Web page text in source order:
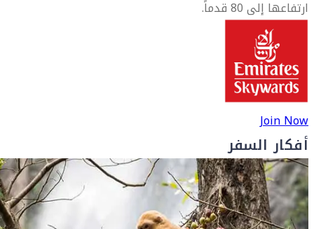
ارتفاعها إلى 80 قدماً.
Join Now
أفكار السفر